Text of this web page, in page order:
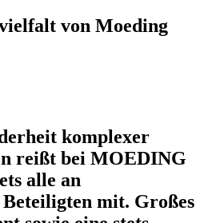
von Moeding
komplexer
reißt bei MOEDING
alle an
mit. Großes